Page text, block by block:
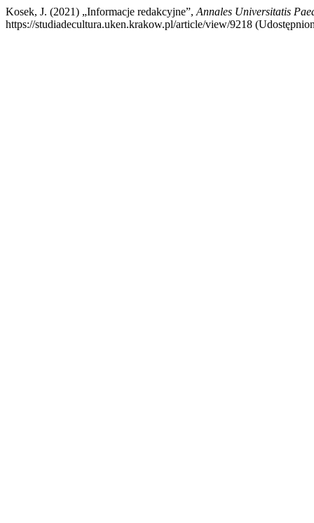
Kosek, J. (2021) „Informacje redakcyjne”, Annales Universitatis
https://studiadecultura.uken.krakow.pl/article/view/9218